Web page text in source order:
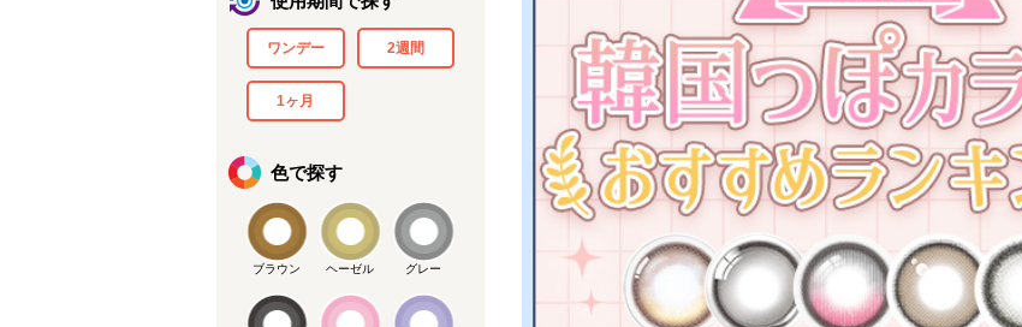
ワンデー 2週間
1ヶ月
色で探す
ブラウン ヘーゼル グレー